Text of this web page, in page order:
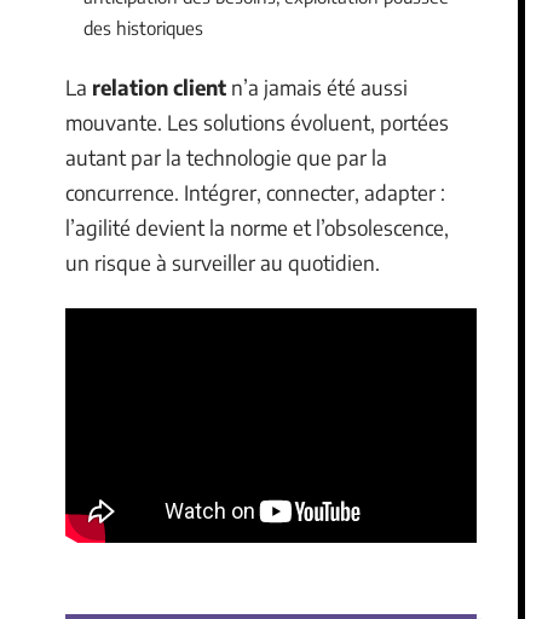
des historiques
La relation client n’a jamais été aussi
mouvante. Les solutions évoluent, portées
autant par la technologie que par la
concurrence. Intégrer, connecter, adapter :
l’agilité devient la norme et l’obsolescence,
un risque à surveiller au quotidien.